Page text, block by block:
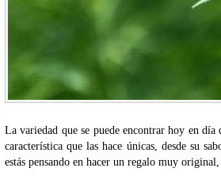
La variedad que se puede encontrar hoy en
característica que las hace únicas, desde su
estás pensando en hacer un regalo muy